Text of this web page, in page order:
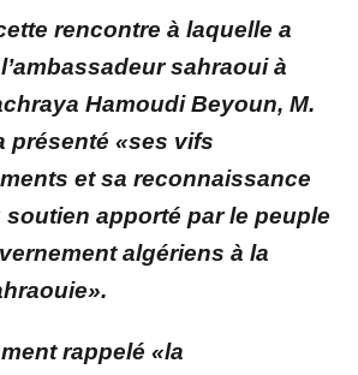
rencontre à laquelle a
sahraoui à
Hamoudi Beyoun, M.
présenté «ses vifs
et sa reconnaissance
soutien apporté par le peuple
algériens à la
rappelé «la